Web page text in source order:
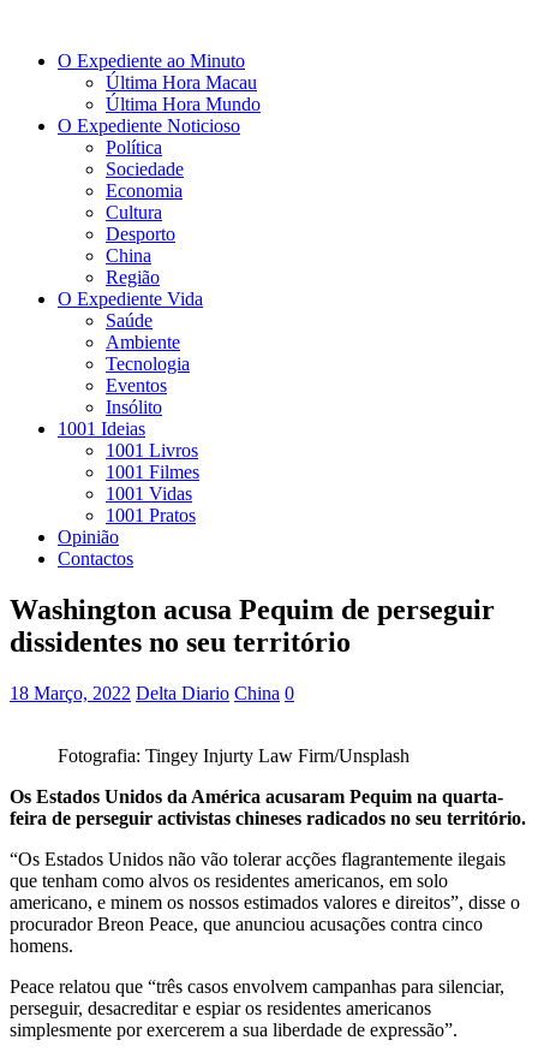
O Expediente ao Minuto
Última Hora Macau
Última Hora Mundo
O Expediente Noticioso
Política
Sociedade
Economia
Cultura
Desporto
China
Região
O Expediente Vida
Saúde
Ambiente
Tecnologia
Eventos
Insólito
1001 Ideias
1001 Livros
1001 Filmes
1001 Vidas
1001 Pratos
Opinião
Contactos
Washington acusa Pequim de perseguir
dissidentes no seu território
18 Março, 2022 Delta Diario China 0
Fotografia: Tingey Injurty Law Firm/Unsplash
Os Estados Unidos da América acusaram Pequim na quarta-
feira de perseguir activistas chineses radicados no seu território.
“Os Estados Unidos não vão tolerar acções flagrantemente ilegais
que tenham como alvos os residentes americanos, em solo
americano, e minem os nossos estimados valores e direitos”, disse o
procurador Breon Peace, que anunciou acusações contra cinco
homens.
Peace relatou que “três casos envolvem campanhas para silenciar,
perseguir, desacreditar e espiar os residentes americanos
simplesmente por exercerem a sua liberdade de expressão”.